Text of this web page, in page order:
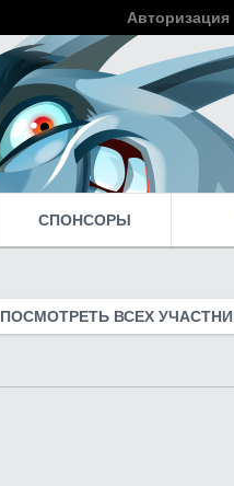
Авторизация
Войти
СПОНСОРЫ
ПОСМОТРЕТЬ ВСЕХ